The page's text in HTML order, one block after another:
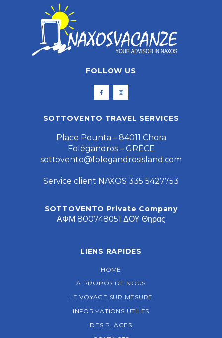
FOLLOW US
SOTTOVENTO TRAVEL SERVICES
Place Pounta – 84011 Chora
Folégandros – GRÈCE
sottovento@folegandrosisland.com
Service client NAXOS 335 5427753
SOTTOVENTO Private Company
ΑΦΜ 800748051 ΔΟΥ Θηρας
LIENS RAPIDES
HOME
À PROPOS DE NOUS
LE VOYAGE SUR MESURE
INFORMATIONS UTILES
DES PLAGES